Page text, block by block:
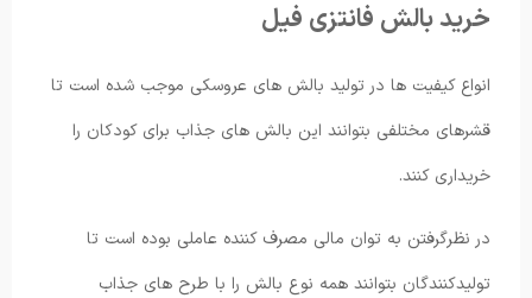
خرید بالش فانتزی فیل
انواع کیفیت ها در تولید بالش های عروسکی موجب شده است تا
قشرهای مختلفی بتوانند این بالش های جذاب برای کودکان را
خریداری کنند.
در نظرگرفتن به توان مالی مصرف کننده عاملی بوده است تا
تولیدکنندگان بتوانند همه نوع بالش را با طرح های جذاب